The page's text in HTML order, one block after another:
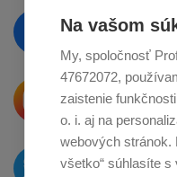
Vzdelávajte se a
Krásne produkty
o zdieľanie
O novinkách
Na vašom
My, spoločnosť
47672072,
zaistenie
o. i. aj na
webových stránok.
všetko“ súhlasíte